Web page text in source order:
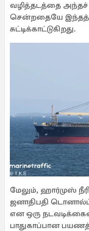
வழித்தடத்தை அந்தச்
சென்றதையே இந்தத்
சுட்டிக்காட்டுகிறது.
மேலும், ஹார்முஸ்
ஜனாதிபதி டொனால்ட்
என ஒரு
பாதுகாப்பான